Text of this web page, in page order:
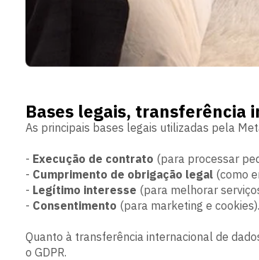
Bases legais, transferência
As principais bases legais utilizadas pela
- Execução de contrato (para processar
- Cumprimento de obrigação legal (como
- Legítimo interesse (para melhorar
- Consentimento (para marketing e cookies).
Quanto à transferência internacional de
o GDPR.